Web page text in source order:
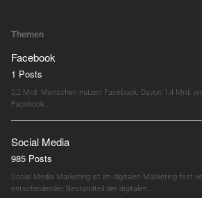
Themen
Facebook
1 Posts
2,2 Mrd. Menschen nutzen Facebook. Davon 1,4 Mrd.
Facebook…
Social Media
985 Posts
Social Media Marketing ist im digitalen Marketing fest
entscheidender Bestandteil der digitalen…